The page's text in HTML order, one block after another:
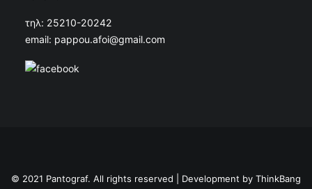
τηλ: 25210-20242
email: pappou.afoi@gmail.com
© 2021 Pantograf. All rights reserved | Development by ThinkBang